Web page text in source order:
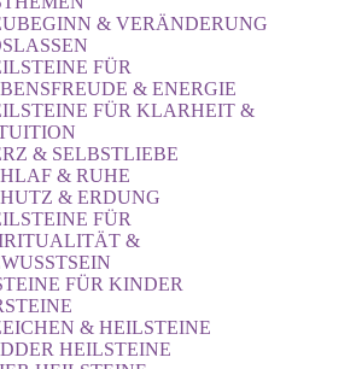
& VERÄNDERUNG
FÜR
& ENERGIE
FÜR KLARHEIT &
& SELBSTLIEBE
& RUHE
& ERDUNG
FÜR
&
FÜR KINDER
& HEILSTEINE
HEILSTEINE